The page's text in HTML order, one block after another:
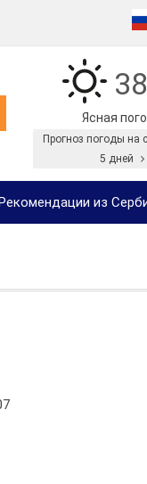
Ясная
Прогноз погоды на
5 дней
из